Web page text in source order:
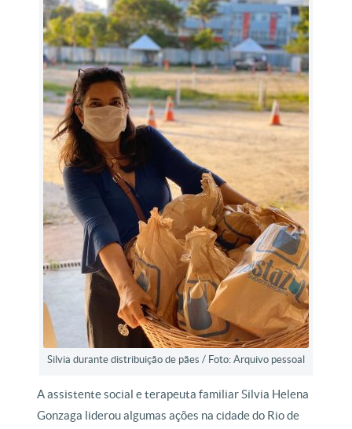
Silvia durante distribuição de pães / Foto: Arquivo pessoal
A assistente social e terapeuta familiar Silvia Helena
Gonzaga liderou algumas ações na cidade do Rio de